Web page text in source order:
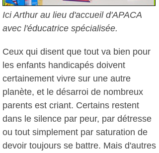
Ici Arthur au lieu d'accueil d'APACA
avec l'éducatrice spécialisée.
Ceux qui disent que tout va bien pour
les enfants handicapés doivent
certainement vivre sur une autre
planète, et le désarroi de nombreux
parents est criant. Certains restent
dans le silence par peur, par détresse
ou tout simplement par saturation de
devoir toujours se battre. Mais d'autres